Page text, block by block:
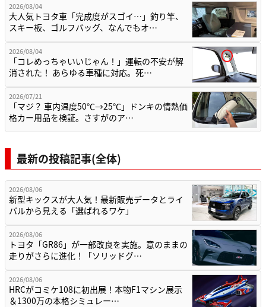
2026/08/04
大人気トヨタ車「完成度がスゴイ…」釣り竿、
スキー板、ゴルフバッグ、なんでもオ…
2026/08/04
「コレめっちゃいいじゃん！」運転の不安が解
消された！ あらゆる車種に対応。死…
2026/07/21
「マジ？ 車内温度50℃→25℃」ドンキの情熱価
格カー用品を検証。さすがのア…
最新の投稿記事(全体)
2026/08/06
新型キックスが大人気！最新販売データとライ
バルから見える「選ばれるワケ」
2026/08/06
トヨタ「GR86」が一部改良を実施。意のままの
走りがさらに進化！「ソリッドグ…
2026/08/06
HRCがコミケ108に初出展！本物F1マシン展示
＆1300万の本格シミュレー…